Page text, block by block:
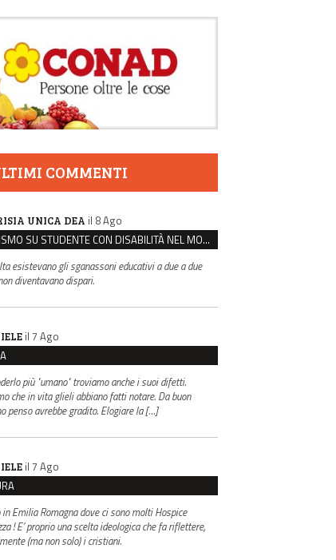
COMMENTI
UNICA DEA il 8 Ago
BULLISMO SU STUDENTE CON DISABILITÀ NEL MODENESE, INDAGATI DUE RAGAZZI DI 16 ANNI
esistevano gli sganassoni educativi a due a due
diventavano dispari.
il 7 Ago
più "umano" troviamo anche i suoi difetti.
che in vita glieli abbiano fatti notare. Da buon
penso avrebbe gradito. Elogiare la […]
il 7 Ago
in Emilia Romagna dove ci sono molti Hospice
! E’ proprio una scelta ideologica che fa riflettere,
(ma non solo) i cristiani.